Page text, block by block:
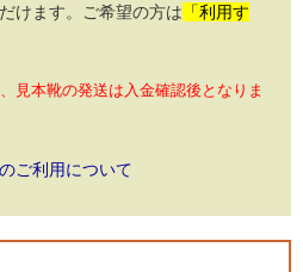
けます。ご希望の方は 「利用す
見本靴の発送は入金確認後となりま
ご利用について